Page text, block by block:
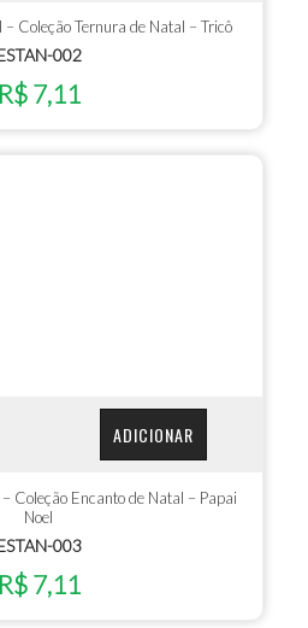
Coleção Ternura de Natal – Tricô
002
R$ 7,11
ADICIONAR
Coleção Encanto de Natal – Papai
Noel
003
R$ 7,11